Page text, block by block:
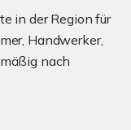
in der Region für
Handwerker,
nach